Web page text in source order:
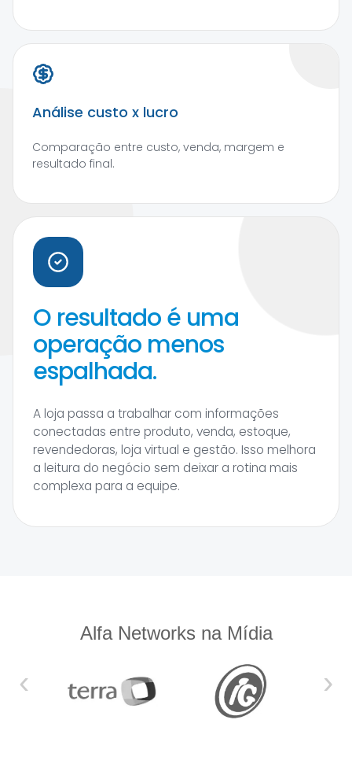
Análise custo x lucro
Comparação entre custo, venda, margem e
resultado final.
O resultado é uma
operação menos
espalhada.
A loja passa a trabalhar com informações
conectadas entre produto, venda, estoque,
revendedoras, loja virtual e gestão. Isso melhora
a leitura do negócio sem deixar a rotina mais
complexa para a equipe.
Alfa Networks na Mídia
‹ ›